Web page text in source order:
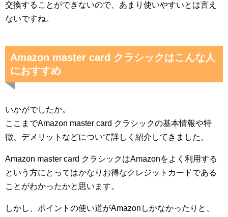
交換することができないので、あまり使いやすいとは言え
ないですね。
Amazon master card クラシックはこんな人
におすすめ
いかがでしたか。
ここまでAmazon master card クラシックの基本情報や特
徴、デメリットなどについて詳しく紹介してきました。
Amazon master card クラシックはAmazonをよく利用する
という方にとってはかなりお得なクレジットカードである
ことがわかったかと思います。
しかし、ポイントの使い道がAmazonしかなかったりと、